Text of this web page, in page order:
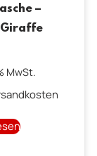
–
MwSt.